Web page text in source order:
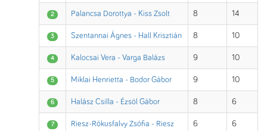
2 Palancsa Dorottya - Kiss Zsolt 8 14
3 Szentannai Ágnes - Hall Krisztián 8 10
4 Kalocsai Vera - Varga Balázs 9 10
5 Miklai Henrietta - Bodor Gábor 9 10
6 Halász Csilla - Ézsöl Gábor 8 6
7
Riesz-Rókusfalvy Zsófia - Riesz
6 6